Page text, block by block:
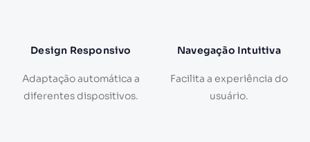
Design Responsivo
Adaptação automática a
diferentes dispositivos.
Navegação Intuitiva
Facilita a experiência do
usuário.